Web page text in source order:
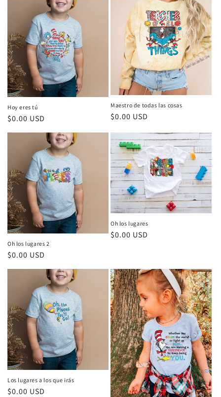
Hoy eres tú
Precio
$0.00 USD
Maestro de todas las cosas
Precio
$0.00 USD
Oh los lugares 2
Precio
$0.00 USD
Oh los lugares
Precio
$0.00 USD
Los lugares a los que irás
Precio
$0.00 USD